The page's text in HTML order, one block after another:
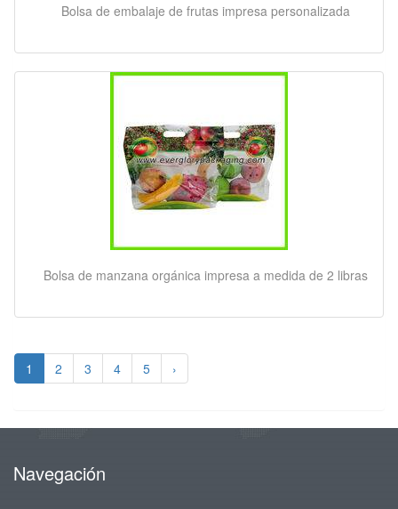
Bolsa de embalaje de frutas impresa personalizada
Bolsa de manzana orgánica impresa a medida de 2 libras
1 2 3 4 5 ›
Navegación